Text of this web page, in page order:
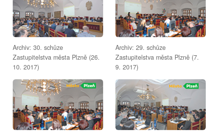
Archiv: 30. schůze
Zastupitelstva města Plzně (26.
10. 2017)
Archiv: 29. schůze
Zastupitelstva města Plzně (7.
9. 2017)